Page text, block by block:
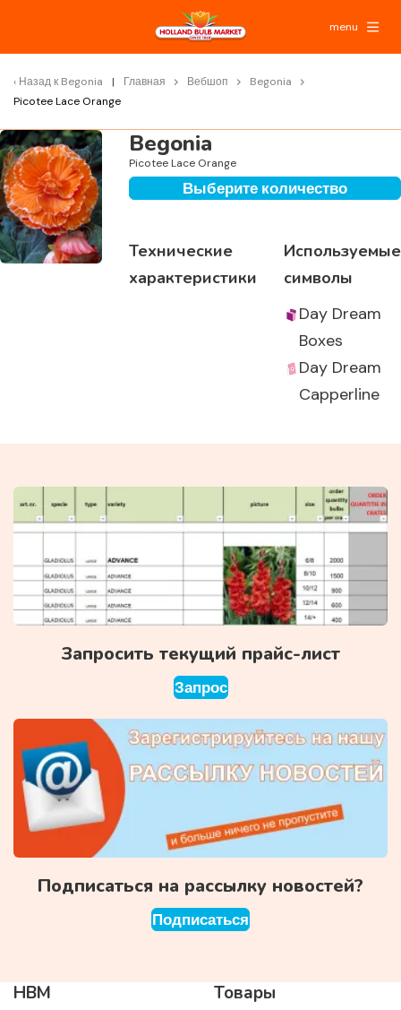
menu
Назад к Begonia Главная Вебшоп
Begonia
Picotee Lace Orange
Begonia
Picotee Lace Orange
Выберите количество
Технические
характеристики
Используемые
символы
Day Dream
Boxes
Day Dream
Capperline
Запросить текущий прайс-лист
Запрос
Подписаться на рассылку новостей?
Подписаться
HBM Товары